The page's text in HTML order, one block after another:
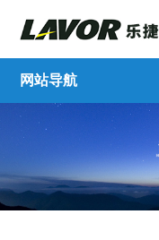
网站导航